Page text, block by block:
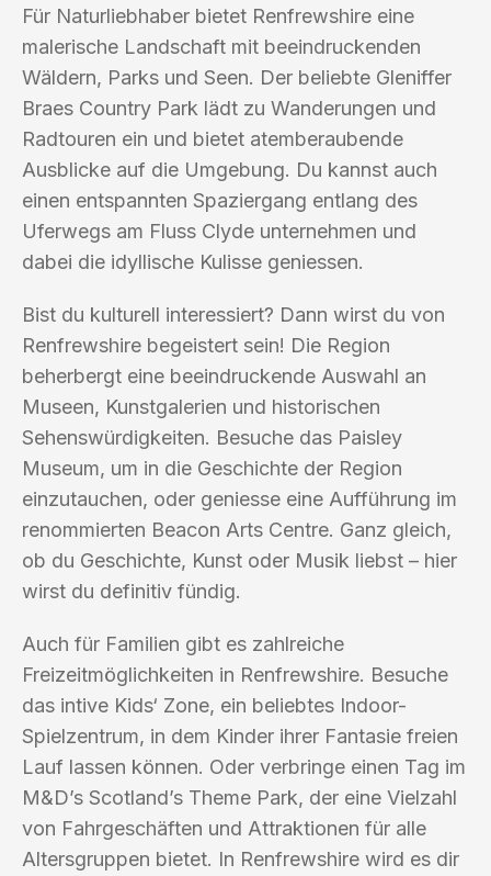
Für Naturliebhaber bietet Renfrewshire eine
malerische Landschaft mit beeindruckenden
Wäldern, Parks und Seen. Der beliebte Gleniffer
Braes Country Park lädt zu Wanderungen und
Radtouren ein und bietet atemberaubende
Ausblicke auf die Umgebung. Du kannst auch
einen entspannten Spaziergang entlang des
Uferwegs am Fluss Clyde unternehmen und
dabei die idyllische Kulisse geniessen.
Bist du kulturell interessiert? Dann wirst du von
Renfrewshire begeistert sein! Die Region
beherbergt eine beeindruckende Auswahl an
Museen, Kunstgalerien und historischen
Sehenswürdigkeiten. Besuche das Paisley
Museum, um in die Geschichte der Region
einzutauchen, oder geniesse eine Aufführung im
renommierten Beacon Arts Centre. Ganz gleich,
ob du Geschichte, Kunst oder Musik liebst – hier
wirst du definitiv fündig.
Auch für Familien gibt es zahlreiche
Freizeitmöglichkeiten in Renfrewshire. Besuche
das intive Kids‘ Zone, ein beliebtes Indoor-
Spielzentrum, in dem Kinder ihrer Fantasie freien
Lauf lassen können. Oder verbringe einen Tag im
M&D’s Scotland’s Theme Park, der eine Vielzahl
von Fahrgeschäften und Attraktionen für alle
Altersgruppen bietet. In Renfrewshire wird es dir